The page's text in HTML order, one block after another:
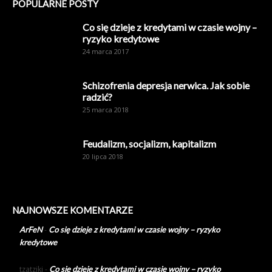
POPULARNE POSTY
Co się dzieje z kredytami w czasie wojny –
ryzyko kredytowe
24 marca 2017
Schizofrenia depresja nerwica. Jak sobie
radzić?
25 marca 2018
Feudalizm, socjalizm, kapitalizm
20 lipca 2018
NAJNOWSZE KOMENTARZE
ArFeN- Co się dzieje z kredytami w czasie wojny – ryzyko
kredytowe
tzatziki - Co się dzieje z kredytami w czasie wojny – ryzyko